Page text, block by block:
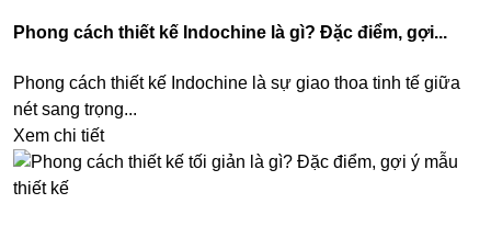
Phong cách thiết kế Indochine là gì? Đặc điểm, gợi...
Phong cách thiết kế Indochine là sự giao thoa tinh tế giữa
nét sang trọng...
Xem chi tiết